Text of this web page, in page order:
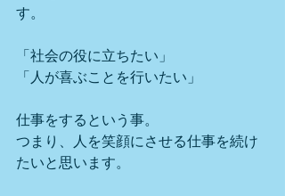
す。
「社会の役に立ちたい」
「人が喜ぶことを行いたい」
仕事をするという事。
つまり、人を笑顔にさせる仕事を続け
たいと思います。